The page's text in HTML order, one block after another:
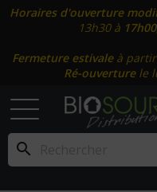
Horaires d'ouverture
13h30 à 17h00
Fermeture estivaleà partir
Ré-ouverturele
search